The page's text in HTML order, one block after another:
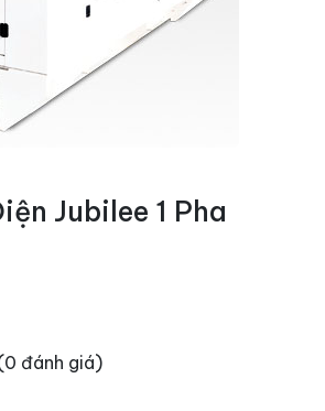
Jubilee 1 Pha
đánh giá)